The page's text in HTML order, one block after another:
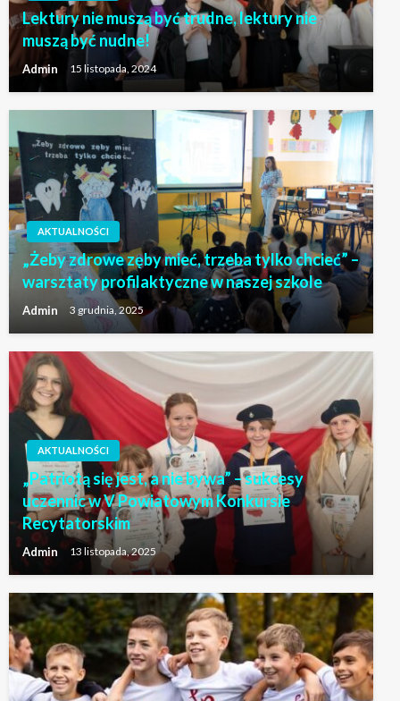
Lektury nie muszą być trudne, lektury nie
muszą być nudne!
Admin 15 listopada, 2024
AKTUALNOŚCI
„Żeby zdrowe zęby mieć, trzeba tylko chcieć” –
warsztaty profilaktyczne w naszej szkole
Admin 3 grudnia, 2025
AKTUALNOŚCI
„Patriotą się jest, a nie bywa” – sukcesy
uczennic w V Powiatowym Konkursie
Recytatorskim
Admin 13 listopada, 2025